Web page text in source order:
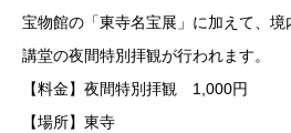
宝物館の「東寺名宝展」に加えて、境
講堂の夜間特別拝観が行われます。
【料金】夜間特別拝観 1,000円
【場所】東寺